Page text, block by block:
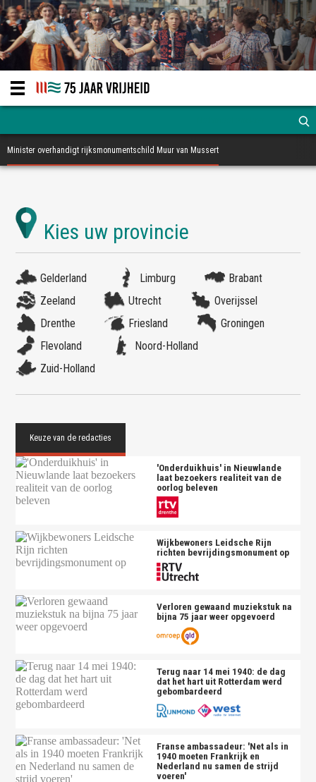
Minister overhandigt rijksmonumentschild Muur van Mussert
Gelderland Limburg
Brabant
Zeeland
Utrecht
Overijssel
Drenthe
Friesland
Groningen
Flevoland
Noord-Holland
Zuid-Holland
'Onderduikhuis' in Nieuwlande
laat bezoekers realiteit van de
oorlog beleven
Wijkbewoners Leidsche Rijn
richten bevrijdingsmonument op
Verloren gewaand muziekstuk na
bijna 75 jaar weer opgevoerd
Terug naar 14 mei 1940: de dag
dat het hart uit Rotterdam werd
gebombardeerd
Franse ambassadeur: 'Net als in
1940 moeten Frankrijk en
Nederland nu samen de strijd
voeren'